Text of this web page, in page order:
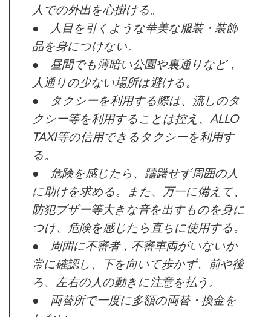
人での外出を心掛ける。
● 人目を引くような華美な服装・装飾
品を身につけない。
● 昼間でも薄暗い公園や裏通りなど，
人通りの少ない場所は避ける。
● タクシーを利用する際は、流しのタ
クシー等を利用することは控え、ALLO
TAXI等の信用できるタクシーを利用す
る。
● 危険を感じたら、躊躇せず周囲の人
に助けを求める。また、万一に備えて、
防犯ブザー等大きな音を出すものを身に
つけ、危険を感じたら直ちに使用する。
● 周囲に不審者，不審車両がいないか
常に確認し、下を向いて歩かず、前や後
ろ、左右の人の動きに注意を払う。
● 両替所で一度に多額の両替・換金を